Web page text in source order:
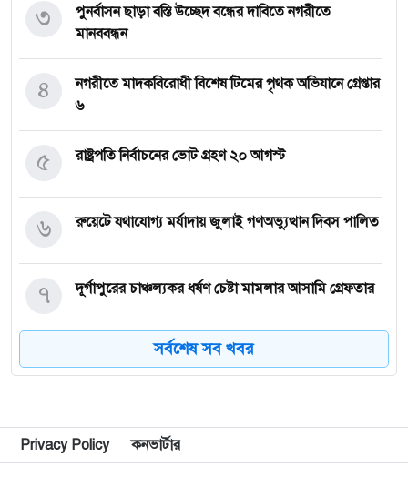
পুনর্বাসন ছাড়া বস্তি উচ্ছেদ বন্ধের দাবিতে নগরীতে
মানববন্ধন
৩
নগরীতে মাদকবিরোধী বিশেষ টিমের পৃথক অভিযানে গ্রেপ্তার
৬
৪
রাষ্ট্রপতি নির্বাচনের ভোট গ্রহণ ২০ আগস্ট
৫
রুয়েটে যথাযোগ্য মর্যাদায় জুলাই গণঅভ্যুত্থান দিবস পালিত
৬
দূর্গাপুরের চাঞ্চল্যকর ধর্ষণ চেষ্টা মামলার আসামি গ্রেফতার
৭
নগরীতে বিভিন্ন অপরাধে গ্রেপ্তার ২২
৮
৯
সর্বশেষ সব খবর
Privacy Policy কনভার্টার